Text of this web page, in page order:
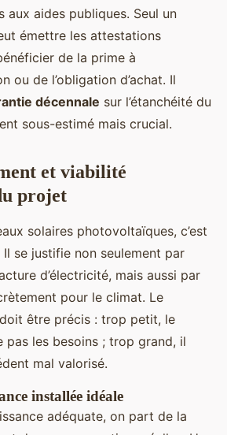
aux aides publiques. Seul un
émettre les attestations
de la prime à
ou de l’obligation d’achat. Il
décennale sur l’étanchéité du
sous-estimé mais crucial.
et viabilité
projet
solaires photovoltaïques, c’est
Il se justifie non seulement par
d’électricité, mais aussi par
pour le climat. Le
être précis : trop petit, le
pas les besoins ; trop grand, il
mal valorisé.
installée idéale
adéquate, on part de la